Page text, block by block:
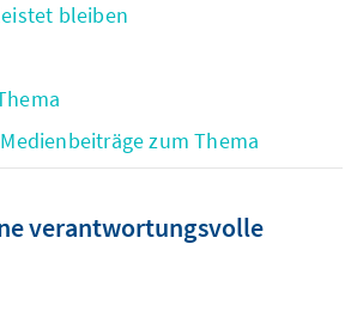
bleiben
zum Thema
verantwortungsvolle